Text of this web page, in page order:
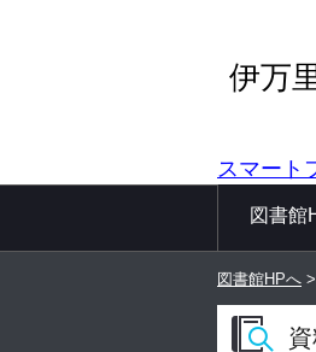
伊万
スマート
図書館
図書館HPへ >